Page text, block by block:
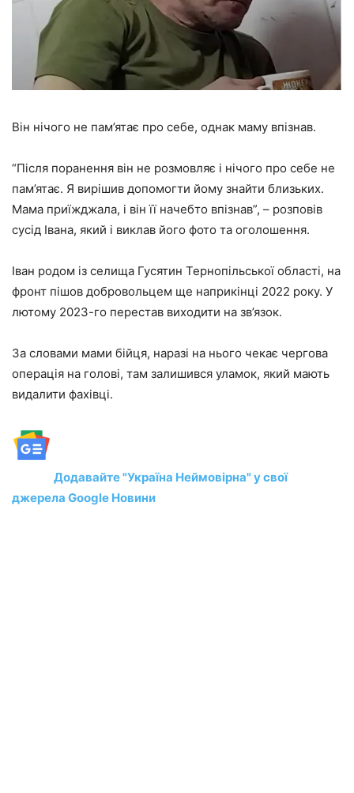
Він нічого не пам’ятає про себе, однак маму впізнав.
“Після поранення він не розмовляє і нічого про себе не
пам’ятає. Я вирішив допомогти йому знайти близьких.
Мама приїжджала, і він її начебто впізнав”, – розповів
сусід Івана, який і виклав його фото та оголошення.
Іван родом із селища Гусятин Тернопільської області, на
фронт пішов добровольцем ще наприкінці 2022 року. У
лютому 2023-го перестав виходити на зв’язок.
За словами мами бійця, наразі на нього чекає чергова
операція на голові, там залишився уламок, який мають
видалити фахівці.
Додавайте "Україна Неймовірна" у свої
джерела Google Новини